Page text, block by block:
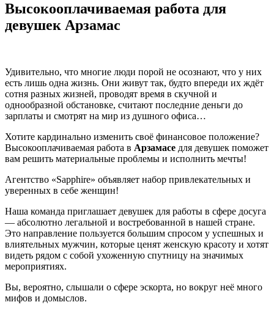
Высокооплачиваемая работа для
девушек Арзамас
Удивительно, что многие люди порой не осознают, что у них
есть лишь одна жизнь. Они живут так, будто впереди их ждёт
сотня разных жизней, проводят время в скучной и
однообразной обстановке, считают последние деньги до
зарплаты и смотрят на мир из душного офиса…
Хотите кардинально изменить своё финансовое положение?
Высокооплачиваемая работа в Арзамасе для девушек поможет
вам решить материальные проблемы и исполнить мечты!
Агентство «Sapphire» объявляет набор привлекательных и
уверенных в себе женщин!
Наша команда приглашает девушек для работы в сфере досуга
— абсолютно легальной и востребованной в нашей стране.
Это направление пользуется большим спросом у успешных и
влиятельных мужчин, которые ценят женскую красоту и хотят
видеть рядом с собой ухоженную спутницу на значимых
мероприятиях.
Вы, вероятно, слышали о сфере эскорта, но вокруг неё много
мифов и домыслов.